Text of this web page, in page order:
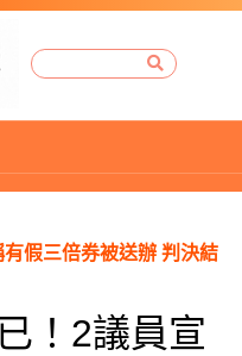
假三倍券被送辦 判決結
！2議員宣